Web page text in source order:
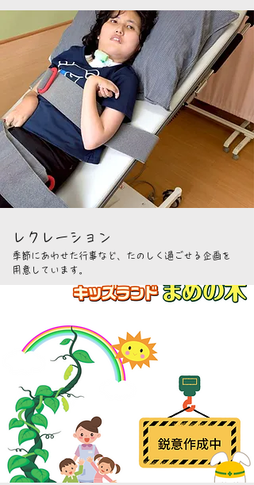
レクレーション
季節にあわせた行事など、たのしく過ごせる企画を
用意しています。